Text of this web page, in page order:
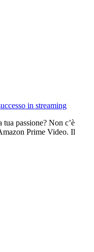
in streaming
passione? Non c’è
Prime Video. Il